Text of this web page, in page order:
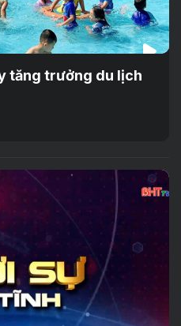
tăng trưởng du lịch